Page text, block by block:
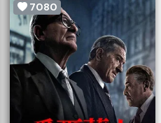
7080